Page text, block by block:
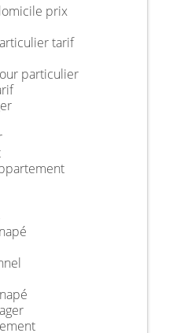
prix
tarif
particulier